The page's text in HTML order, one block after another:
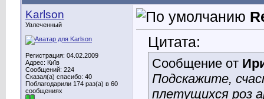
Karlson
Увлеченный
Регистрация: 04.02.2009
Адрес: Київ
Сообщений: 224
Сказал(а) спасибо: 40
Поблагодарили 174 раз(а) в 60
сообщениях
Цитата:
Сообщение от
Подскажите,
плетущихся роз